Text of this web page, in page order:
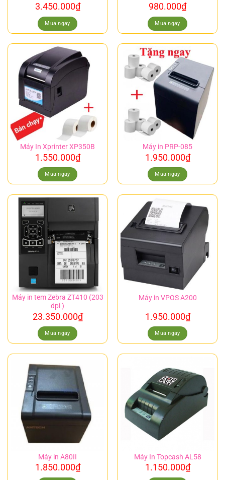
3.450.000₫
Mua ngay
980.000₫
Mua ngay
Máy In Xprinter XP350B
1.550.000₫
Mua ngay
Máy in PRP-085
1.950.000₫
Mua ngay
Máy in tem Zebra ZT410 (203
dpi )
23.350.000₫
Mua ngay
Máy in VPOS A200
1.950.000₫
Mua ngay
Máy in A80II
1.850.000₫
Máy In Topcash AL58
1.150.000₫